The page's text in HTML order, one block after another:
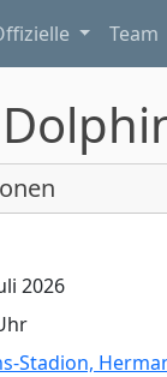
Team
2026
Stadion,